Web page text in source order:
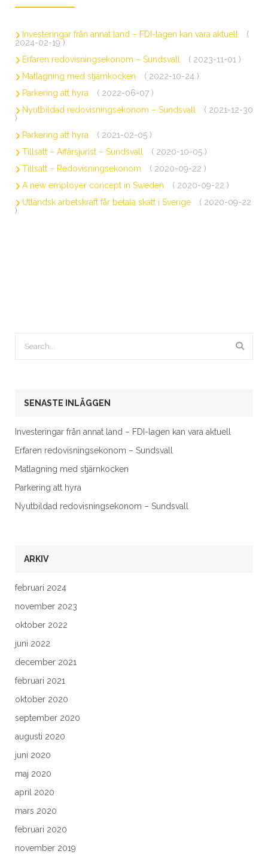
Investeringar från annat land – FDI-lagen kan vara aktuell
(
2024-02-19 )
Erfaren redovisningsekonom – Sundsvall
( 2023-11-01 )
Matlagning med stjärnkocken
( 2022-10-24 )
Parkering att hyra
( 2022-06-07 )
Nyutbildad redovisningsekonom – Sundsvall
( 2021-12-30
)
Parkering att hyra
( 2021-02-05 )
Tillsatt – Affärsjurist – Sundsvall
( 2020-10-05 )
Tillsatt – Redovisningsekonom
( 2020-09-22 )
A new employer concept in Sweden
( 2020-09-22 )
Utländsk arbetskraft får betala skatt i Sverige
( 2020-09-22
)
SENASTE INLÄGGEN
Investeringar från annat land – FDI-lagen kan vara aktuell
Erfaren redovisningsekonom – Sundsvall
Matlagning med stjärnkocken
Parkering att hyra
Nyutbildad redovisningsekonom – Sundsvall
ARKIV
februari 2024
november 2023
oktober 2022
juni 2022
december 2021
februari 2021
oktober 2020
september 2020
augusti 2020
juni 2020
maj 2020
april 2020
mars 2020
februari 2020
november 2019